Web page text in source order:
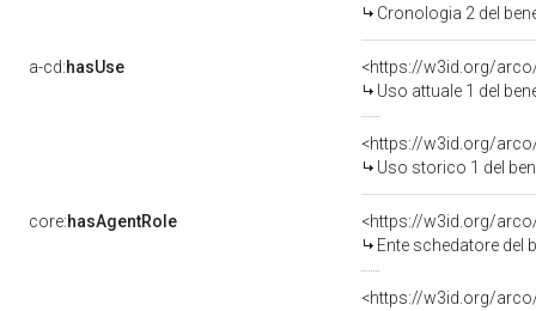
Cronologia 2 del
a-cd:hasUse
<https://w3id.org/
Uso attuale 1 del
<https://w3id.org/
Uso storico 1 del
core:hasAgentRole
<https://w3id.org/
Ente schedatore del
<https://w3id.org/